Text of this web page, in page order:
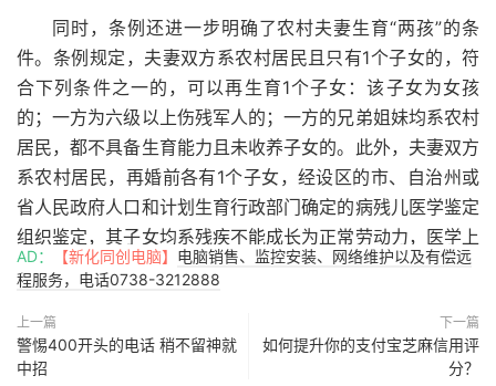
同时，条例还进一步明确了农村夫妻生育“两孩”的条
件。条例规定，夫妻双方系农村居民且只有1个子女的，符
合下列条件之一的，可以再生育1个子女：该子女为女孩
的；一方为六级以上伤残军人的；一方的兄弟姐妹均系农村
居民，都不具备生育能力且未收养子女的。此外，夫妻双方
系农村居民，再婚前各有1个子女，经设区的市、自治州或
省人民政府人口和计划生育行政部门确定的病残儿医学鉴定
组织鉴定，其子女均系残疾不能成长为正常劳动力，医学上
认为可以再生育的，可以再生育1个子女。(三湘都市报记者
AD： 【新化同创电脑】 电脑销售、监控安装、网络维护以及有偿远
程服务，电话0738-3212888
上一篇
警惕400开头的电话 稍不留神就
中招
下一篇
如何提升你的支付宝芝麻信用评
分？